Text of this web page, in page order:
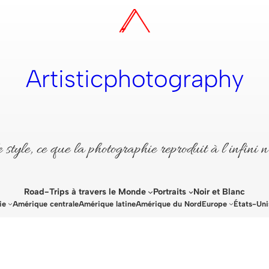
Artisticphotography
ce que la photographie reproduit à l’infini
Road-Trips à travers le Monde Portraits Noir et Blanc
Amérique centraleAmérique latineAmérique du NordEurope États-